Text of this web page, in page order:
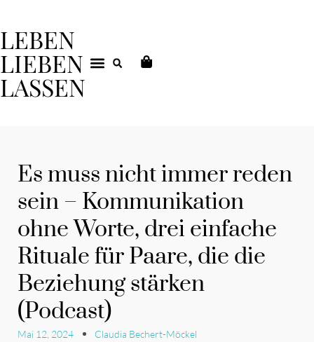
LEBEN
LIEBEN
LASSEN
Es muss nicht immer reden
sein – Kommunikation
ohne Worte, drei einfache
Rituale für Paare, die die
Beziehung stärken
(Podcast)
Mai 12, 2024 Claudia Bechert-Möckel